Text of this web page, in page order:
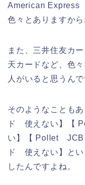
American Express
色々とありますから
また、三井住友カ
天カードなど、色
人がいると思うんで
そのようなことも
ド 使えない】【
い】【 Pollet
ド 使えない】とい
したんですよね。